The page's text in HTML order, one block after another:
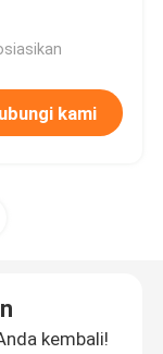
kami
kembali!